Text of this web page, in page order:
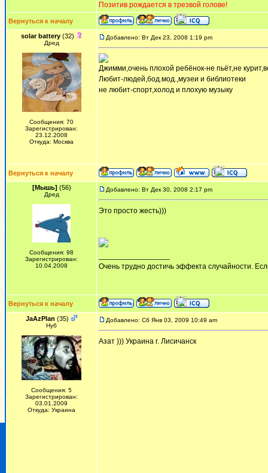
Позитив рождается в трезвой голове!
Вернуться к началу
solar battery(32)
Дред
Сообщения: 70
Зарегистрирован:
23.12.2008
Откуда: Москва
Добавлено: Вт Дек 23, 2008 1:19 pm
Джимми,очень плохой ребёнок-не пьёт,не
Любит-людей,бод.мод.,музеи и библиотеки
не любит-спорт,холод и плохую музыку
Вернуться к началу
[Мышь] (56)
Дред
Сообщения: 98
Зарегистрирован:
10.04.2008
Добавлено: Вт Дек 30, 2008 2:17 pm
Это просто жесть)))
Очень трудно достичь эффекта случайности.
Вернуться к началу
JaAzPlan (35)
Нуб
Сообщения: 5
Зарегистрирован:
03.01.2009
Откуда: Украина
Добавлено: Сб Янв 03, 2009 10:49 am
Азат ))) Украина г. Лисичанск